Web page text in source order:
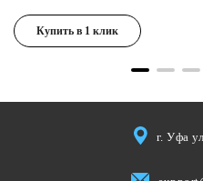
Купить в 1 клик
г. Уфа